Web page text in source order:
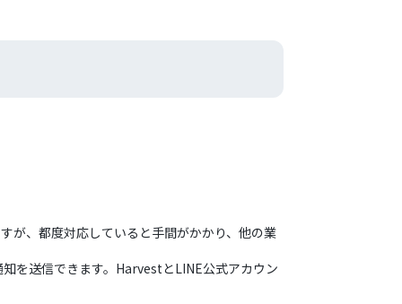
が、都度対応していると手間がかかり、他の業
を送信できます。HarvestとLINE公式アカウン